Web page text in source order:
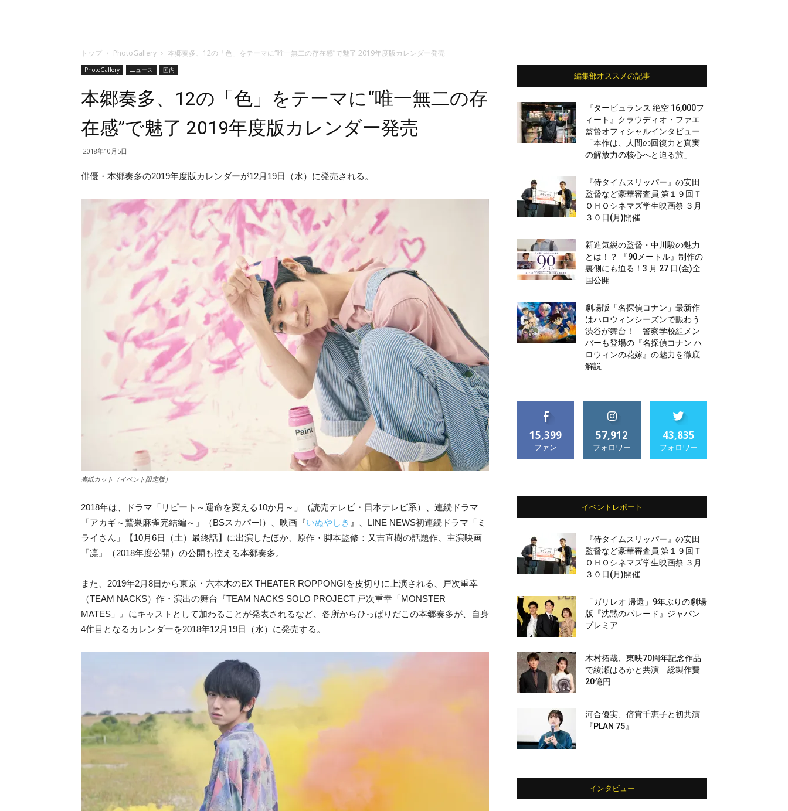
トップ PhotoGallery 本郷奏多、12の「色」をテーマに“唯一無二の存在感”で魅了 2019年度版カレンダー発売
PhotoGallery ニュース 国内
本郷奏多、12の「色」をテーマに“唯一無二の存
在感”で魅了 2019年度版カレンダー発売
2018年10月5日
俳優・本郷奏多の2019年度版カレンダーが12月19日（水）に発売される。
表紙カット（イベント限定版）
2018年は、ドラマ「リピート～運命を変える10か月～」（読売テレビ・日本テレビ系）、連続ドラマ
「アカギ～鷲巣麻雀完結編～」（BSスカパー!）、映画『いぬやしき 』、LINE NEWS初連続ドラマ「ミ
ライさん」【10月6日（土）最終話】に出演したほか、原作・脚本監修：又吉直樹の話題作、主演映画
『凛』（2018年度公開）の公開も控える本郷奏多。
また、2019年2月8日から東京・六本木のEX THEATER ROPPONGIを皮切りに上演される、戸次重幸
（TEAM NACKS）作・演出の舞台『TEAM NACKS SOLO PROJECT 戸次重幸「MONSTER
MATES」』にキャストとして加わることが発表されるなど、各所からひっぱりだこの本郷奏多が、自身
4作目となるカレンダーを2018年12月19日（水）に発売する。
編集部オススメの記事
『タービュランス 絶空 16,000フ
ィート』クラウディオ・ファエ
監督オフィシャルインタビュー
「本作は、人間の回復力と真実
の解放力の核心へと迫る旅」
『侍タイムスリッパー』の安田
監督など豪華審査員 第１９回Ｔ
ＯＨＯシネマズ学生映画祭 ３月
３０日(月)開催
新進気鋭の監督・中川駿の魅力
とは！？ 『90メートル』制作の
裏側にも迫る！3 月 27 日(金)全
国公開
劇場版「名探偵コナン」最新作
はハロウィンシーズンで賑わう
渋谷が舞台！ 警察学校組メン
バーも登場の『名探偵コナン ハ
ロウィンの花嫁』の魅力を徹底
解説
15,399
ファン
57,912
フォロワー
43,835
フォロワー
イベントレポート
『侍タイムスリッパー』の安田
監督など豪華審査員 第１９回Ｔ
ＯＨＯシネマズ学生映画祭 ３月
３０日(月)開催
「ガリレオ 帰還」9年ぶりの劇場
版『沈黙のパレード』ジャパン
プレミア
木村拓哉、東映70周年記念作品
で綾瀬はるかと共演 総製作費
20億円
河合優実、倍賞千恵子と初共演
『PLAN 75』
インタビュー